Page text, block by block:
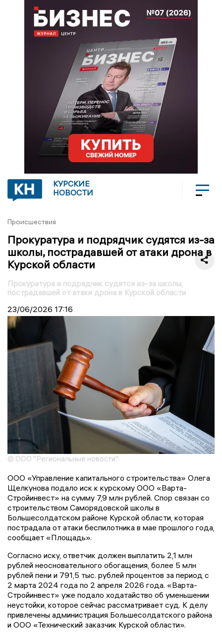
КУРСКИЕ
НОВОСТИ
Происшествия
Прокуратура и подрядчик судятся из-за
школы, пострадавшей от атаки дрона в
Курской области
Прокуратура и подрядчик судятся из-за школы,
пострадавшей от атаки дрона в Курской области
23/06/2026 17:16
© ООО "Региональные новости"
ООО «Управление капитального строительства» Олега
Щелкунова подало иск к курскому ООО «Варта-
Стройинвест» на сумму 7,9 млн рублей. Спор связан со
строительством Саморядовской школы в
Большесолдатском районе Курской области, которая
пострадала от атаки беспилотника в мае прошлого года,
сообщает «Площадь».
Согласно иску, ответчик должен выплатить 2,1 млн
рублей неосновательного обогащения, более 5 млн
рублей пени и 791,5 тыс. рублей процентов за период с
2 марта 2024 года по 2 апреля 2026 года. «Варта-
Стройинвест» уже подало ходатайство об уменьшении
неустойки, которое сейчас рассматривает суд. К делу
привлечены администрация Большесолдатского района
и ООО «Технический заказчик Курской области».